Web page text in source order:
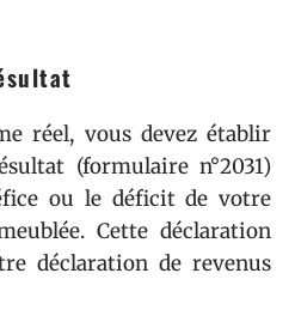
réel, vous devez établir
(formulaire n°2031)
ou le déficit de votre
Cette déclaration
déclaration de revenus